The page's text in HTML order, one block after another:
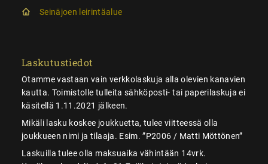
Seinäjoen leirintäalue
Laskutustiedot
Otamme vastaan vain verkkolaskuja alla olevien kanavien
kautta. Toimistolle tulleita sähköposti- tai paperilaskuja ei
käsitellä 1.11.2021 jälkeen.
Mikäli lasku koskee joukkuetta, tulee viitteessä olla
joukkueen nimi ja tilaaja. Esim. ”P2006 / Matti Möttönen”
Laskuilla tulee olla maksuaika vähintään 14vrk.